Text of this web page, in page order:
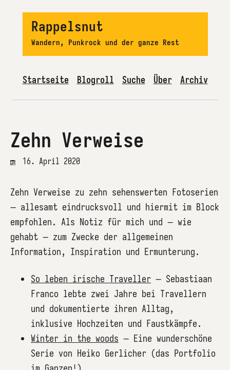
Rappelsnut
Wandern, Punkrock und der ganze Rest
Startseite Blogroll Suche Über Archiv
Zehn Verweise
16. April 2020
Zehn Verweise zu zehn sehenswerten Fotoserien
– allesamt eindrucksvoll und hiermit im Block
empfohlen. Als Notiz für mich und – wie
gehabt – zum Zwecke der allgemeinen
Information, Inspiration und Ermunterung.
So leben irische Traveller – Sebastiaan
Franco lebte zwei Jahre bei Travellern
und dokumentierte ihren Alltag,
inklusive Hochzeiten und Faustkämpfe.
Winter in the woods – Eine wunderschöne
Serie von Heiko Gerlicher (das Portfolio